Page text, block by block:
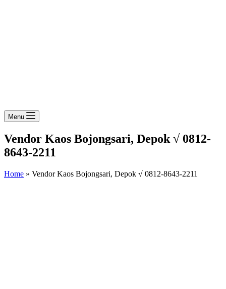
Menu
Vendor Kaos Bojongsari, Depok √ 0812-
8643-2211
Home » Vendor Kaos Bojongsari, Depok √ 0812-8643-2211